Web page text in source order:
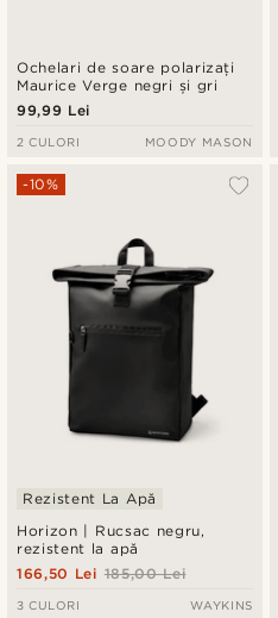
Ochelari de soare polarizați
Maurice Verge negri și gri
99,99 Lei
2 CULORI MOODY MASON
Horizon | Rucsac negru,
rezistent la apă
-10%
Rezistent La Apă
185,00 Lei
166,50 Lei
3 CULORI WAYKINS